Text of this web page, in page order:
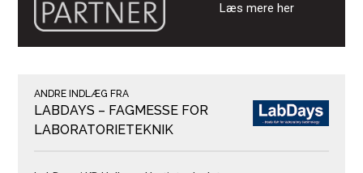
Læs mere her
ANDRE INDLÆG FRA
LABDAYS – FAGMESSE FOR
LABORATORIETEKNIK